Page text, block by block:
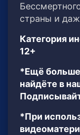
страны и
Категория
12+
*Ещё больше
найдёте в
*При